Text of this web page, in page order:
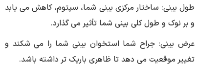
طول بینی: ساختار مرکزی بینی شما، سپتوم، کاهش می یابد
و بر نوک و طول کلی بینی شما تأثیر می گذارد.
عرض بینی: جراح شما استخوان بینی شما را می شکند و
تغییر موقعیت می دهد تا ظاهری باریک تر داشته باشد.